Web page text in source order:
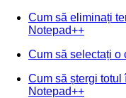
Cum să eliminați
Notepad++
Cum să selectați o
Cum să ștergi
Notepad++